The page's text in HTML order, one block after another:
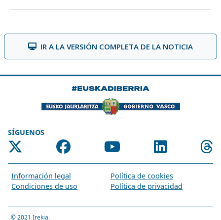
IR A LA VERSIÓN COMPLETA DE LA NOTICIA
SÍGUENOS
Información legal
Política de cookies
Condiciones de uso
Política de privacidad
© 2021 Irekia.